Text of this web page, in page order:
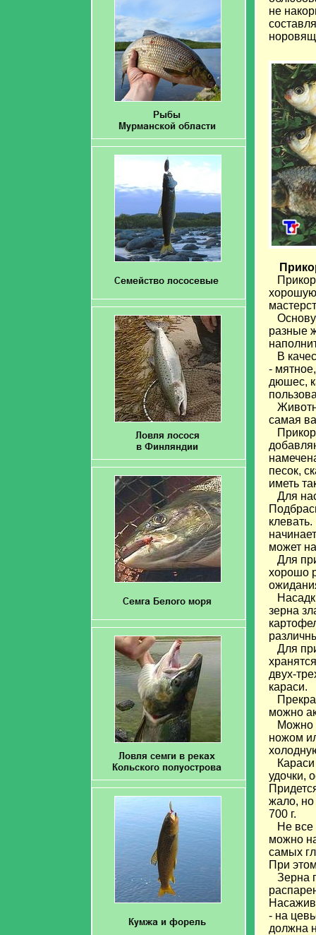
не
хорошую
Основу
разные
В
-
дюшес,
самая
песок,
иметь
Для
может
Для
хорошо
зерна
Для
двух-
караси.
можно
Можно
ножом
Караси
удочки,
жало, но
700 г.
Не все
можно
самых
При
Зерна
- на
должна